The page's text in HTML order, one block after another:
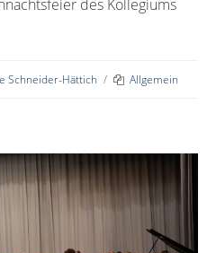
des Kollegiums
Schneider-Hättich / Allgemein